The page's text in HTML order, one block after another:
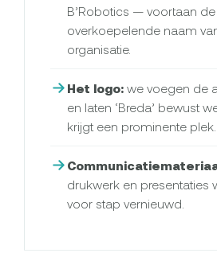
B’Robotics — voortaan de
overkoepelende naam
organisatie.
Het logo: we voegen de
en laten ‘Breda’ bewust
krijgt een prominente plek.
drukwerk en presentaties
voor stap vernieuwd.